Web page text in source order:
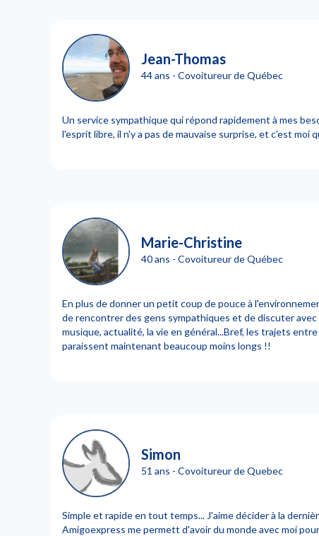
Jean-Thomas
44 ans - Covoitureur de Québec
Un service sympathique qui répond rapidement à mes
l'esprit libre, il n'y a pas de mauvaise surprise, et c'est moi
Marie-Christine
40 ans - Covoitureur de Québec
En plus de donner un petit coup de pouce à
de rencontrer des gens sympathiques et de discuter
musique, actualité, la vie en général...Bref, les trajets
paraissent maintenant beaucoup moins longs !!
Simon
51 ans - Covoitureur de Quebec
Simple et rapide en tout temps... J'aime décider à la
Amigoexpress me permett d'avoir du monde avec moi